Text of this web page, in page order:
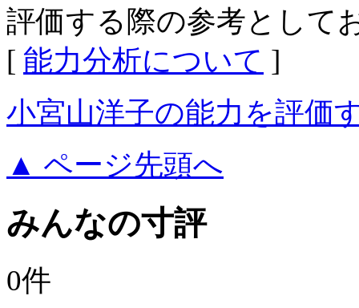
評価する際の参考として
[ 能力分析について ]
小宮山洋子の能力を評価
▲ ページ先頭へ
みんなの寸評
0件